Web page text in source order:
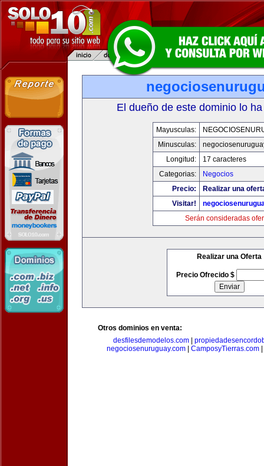
El dueño de este dominio lo
Mayusculas:
Minusculas:
Longitud:
17 caracteres
Categorias:
Negocios
Precio:
Realizar una
Visitar!
Serán consideradas
Realizar una Oferta
Precio Ofrecido $
Otros dominios en venta:
desfilesdemodelos.com|
negociosenuruguay.com
CamposyTierras.com